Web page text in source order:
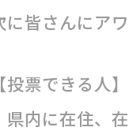
に皆さんにア
【投票できる人】
県内に在住、